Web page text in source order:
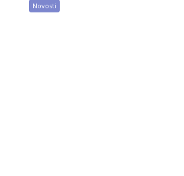
Novosti